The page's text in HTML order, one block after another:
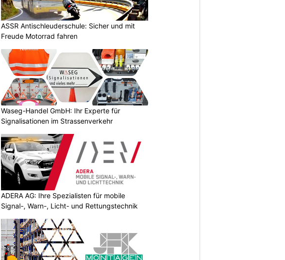
ASSR Antischleuderschule: Sicher und mit
Freude Motorrad fahren
Waseg-Handel GmbH: Ihr Experte für
Signalisationen im Strassenverkehr
ADERA AG: Ihre Spezialisten für mobile
Signal-, Warn-, Licht- und Rettungstechnik